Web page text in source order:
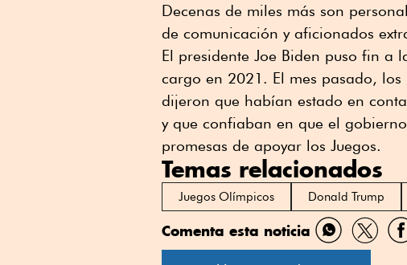
Decenas de miles más son
de comunicación y aficionados
El presidente Joe Biden puso fin
cargo en 2021. El mes pasado, los
dijeron que habían estado en
y que confiaban en que el
promesas de apoyar los Juegos.
Temas relacionados
Juegos Olímpicos Donald Trump
Comenta esta noticia
Compartir
por
por